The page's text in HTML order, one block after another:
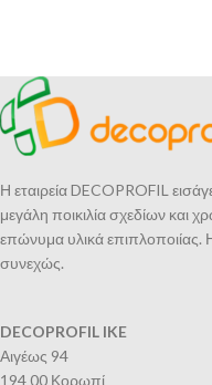
Η εταιρεία DECOPROFIL
μεγάλη ποικιλία σχεδίων και
επώνυμα υλικά επιπλοποιίας.
συνεχώς.
DECOPROFIL IKE
Αιγέως 94
194 00 Κορωπί